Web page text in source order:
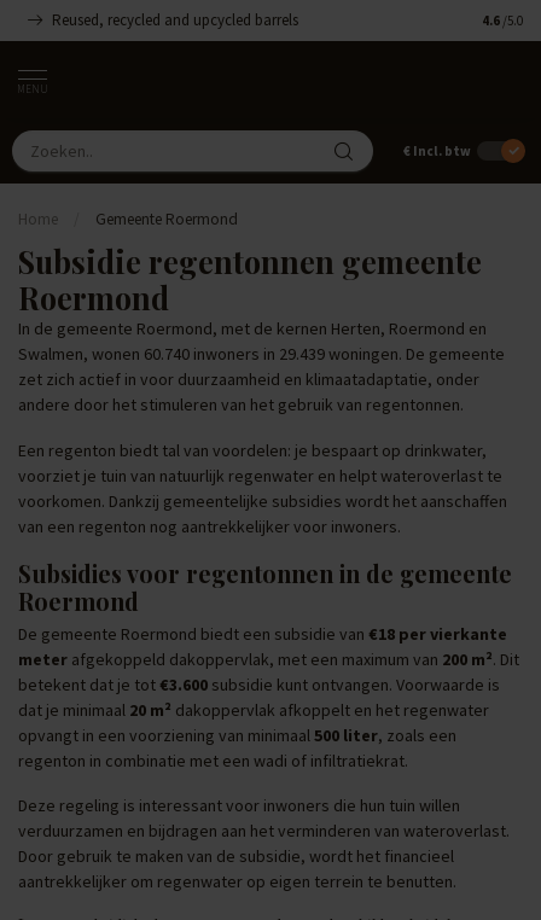
Reused, recycled and upcycled barrels 4.6 /5.0
MENU
€ Incl. btw
Home Gemeente Roermond
Subsidie regentonnen gemeente
Roermond
In de gemeente Roermond, met de kernen Herten, Roermond en
Swalmen, wonen 60.740 inwoners in 29.439 woningen. De gemeente
zet zich actief in voor duurzaamheid en klimaatadaptatie, onder
andere door het stimuleren van het gebruik van regentonnen.
Een regenton biedt tal van voordelen: je bespaart op drinkwater,
voorziet je tuin van natuurlijk regenwater en helpt wateroverlast te
voorkomen. Dankzij gemeentelijke subsidies wordt het aanschaffen
van een regenton nog aantrekkelijker voor inwoners.
Subsidies voor regentonnen in de gemeente
Roermond
De gemeente Roermond biedt een subsidie van €18 per vierkante
meter afgekoppeld dakoppervlak, met een maximum van 200 m². Dit
betekent dat je tot €3.600 subsidie kunt ontvangen. Voorwaarde is
dat je minimaal 20 m² dakoppervlak afkoppelt en het regenwater
opvangt in een voorziening van minimaal 500 liter, zoals een
regenton in combinatie met een wadi of infiltratiekrat.
Deze regeling is interessant voor inwoners die hun tuin willen
verduurzamen en bijdragen aan het verminderen van wateroverlast.
Door gebruik te maken van de subsidie, wordt het financieel
aantrekkelijker om regenwater op eigen terrein te benutten.